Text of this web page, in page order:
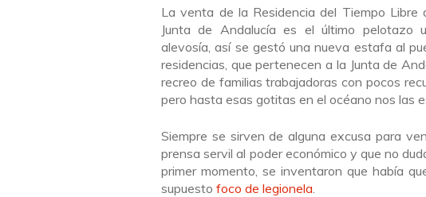
La venta de la Residencia del Tiempo
Junta de Andalucía es el último pelotazo
alevosía, así se gestó una nueva estafa al
residencias, que pertenecen a la Junta de
recreo de familias trabajadoras con pocos
pero hasta esas gotitas en el océano nos las
Siempre se sirven de alguna excusa para
prensa servil al poder económico y que no
primer momento, se inventaron que había
supuesto foco de legionela